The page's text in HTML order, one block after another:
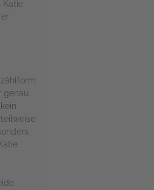
Katie
genau